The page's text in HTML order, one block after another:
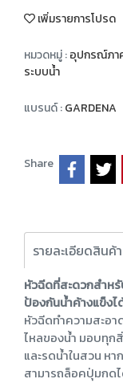
เพิ่มรายการโปรด
หมวดหมู่ :อุปกรณ์ภา
ระบบน้ำ
แบรนด์ :GARDENA
Share
รายละเอียดสินค้า
หัวฉีดที่สะดวกสำห
ป้องกันน้ำค้างแข็งไ
หัวฉีดทำความสะอ
ไหลของน้ำ มอบทุก
และรดน้ำในสวน ห
สามารถล็อคปุ่มกด